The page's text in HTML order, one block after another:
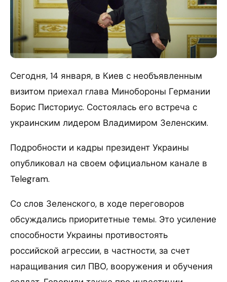
Сегодня, 14 января, в Киев с необъявленным
визитом приехал глава Минобороны Германии
Борис Писториус. Состоялась его встреча с
украинским лидером Владимиром Зеленским.
Подробности и кадры президент Украины
опубликовал на своем официальном канале в
Telegram.
Со слов Зеленского, в ходе переговоров
обсуждались приоритетные темы. Это усиление
способности Украины противостоять
российской агрессии, в частности, за счет
наращивания сил ПВО, вооружения и обучения